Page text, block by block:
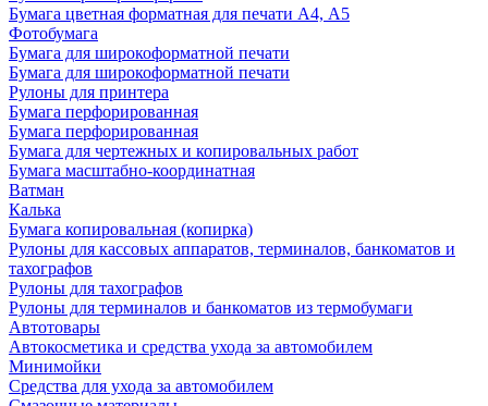
Бумага цветная форматная для печати А4, А5
Фотобумага
Бумага для широкоформатной печати
Бумага для широкоформатной печати
Рулоны для принтера
Бумага перфорированная
Бумага перфорированная
Бумага для чертежных и копировальных работ
Бумага масштабно-координатная
Ватман
Калька
Бумага копировальная (копирка)
Рулоны для кассовых аппаратов, терминалов, банкоматов и
тахографов
Рулоны для тахографов
Рулоны для терминалов и банкоматов из термобумаги
Автотовары
Автокосметика и средства ухода за автомобилем
Минимойки
Средства для ухода за автомобилем